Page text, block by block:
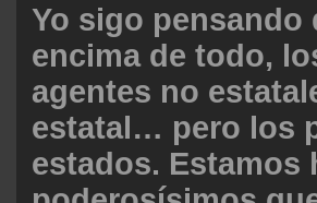
Yo sigo pensando
encima de todo,
agentes no
estatal… pero los
estados. Estamos